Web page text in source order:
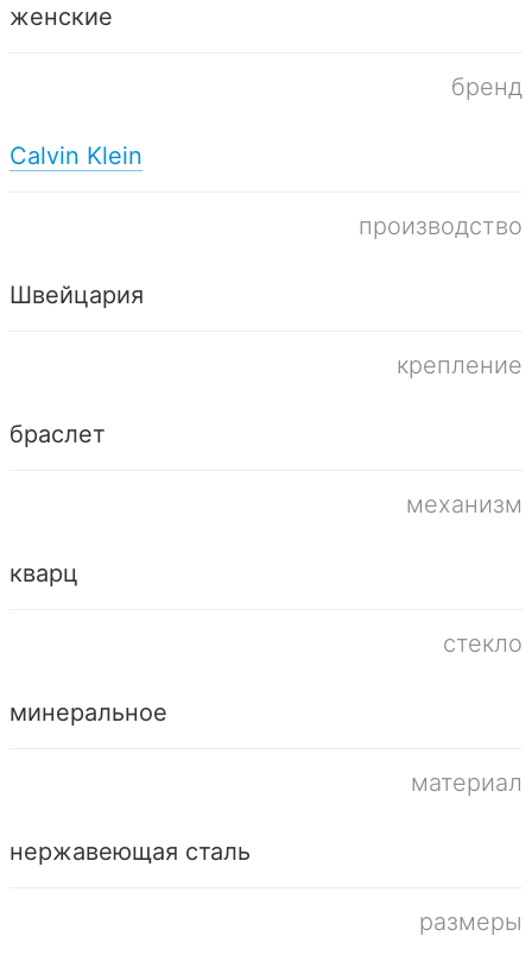
женские
бренд
Calvin Klein
производство
Швейцария
крепление
браслет
механизм
кварц
стекло
минеральное
материал
нержавеющая сталь
размеры